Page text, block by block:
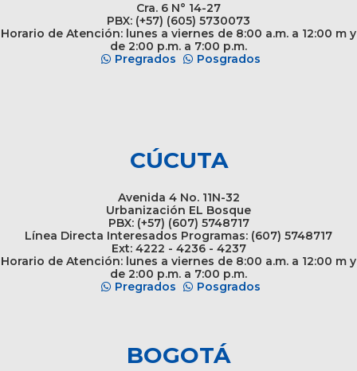
Cra. 6 N° 14-27
PBX: (+57) (605) 5730073
Horario de Atención: lunes a viernes de 8:00 a.m. a 12:00 m y
de 2:00 p.m. a 7:00 p.m.
Pregrados
Posgrados
CÚCUTA
Avenida 4 No. 11N-32
Urbanización EL Bosque
PBX: (+57) (607) 5748717
Línea Directa Interesados Programas: (607) 5748717
Ext: 4222 - 4236 - 4237
Horario de Atención: lunes a viernes de 8:00 a.m. a 12:00 m y
de 2:00 p.m. a 7:00 p.m.
Pregrados
Posgrados
BOGOTÁ